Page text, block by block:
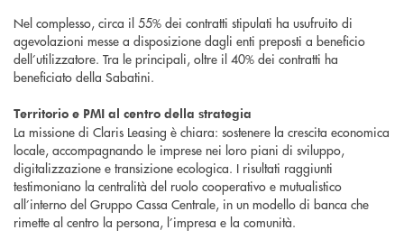
Nel complesso, circa il 55% dei contratti stipulati ha usufruito di
agevolazioni messe a disposizione dagli enti preposti a beneficio
dell’utilizzatore. Tra le principali, oltre il 40% dei contratti ha
beneficiato della Sabatini.
Territorio e PMI al centro della strategia
La missione di Claris Leasing è chiara: sostenere la crescita economica
locale, accompagnando le imprese nei loro piani di sviluppo,
digitalizzazione e transizione ecologica. I risultati raggiunti
testimoniano la centralità del ruolo cooperativo e mutualistico
all’interno del Gruppo Cassa Centrale, in un modello di banca che
rimette al centro la persona, l’impresa e la comunità.